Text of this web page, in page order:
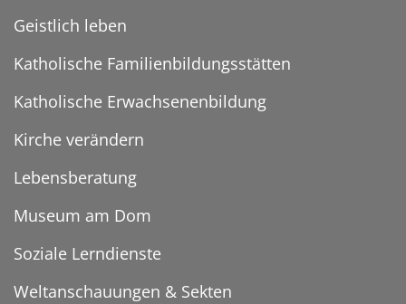
Geistlich leben
Katholische Familienbildungsstätten
Katholische Erwachsenenbildung
Kirche verändern
Lebensberatung
Museum am Dom
Soziale Lerndienste
Weltanschauungen & Sekten